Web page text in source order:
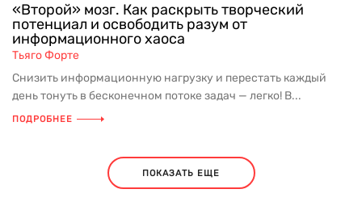
«Второй» мозг. Как раскрыть творческий
потенциал и освободить разум от
информационного хаоса
Тьяго Форте
Снизить информационную нагрузку и перестать каждый
день тонуть в бесконечном потоке задач — легко! В...
ПОДРОБНЕЕ
ПОКАЗАТЬ ЕЩЕ